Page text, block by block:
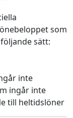
som
sätt:
inte
ingår inte
till heltidslöner